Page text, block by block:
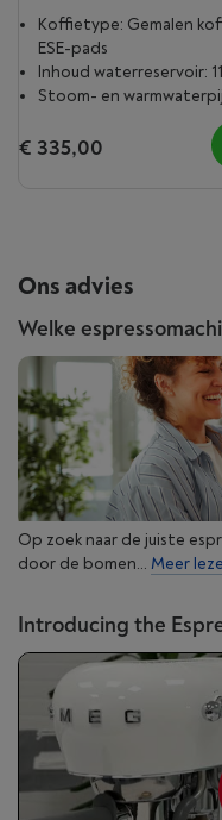
Koffietype: Gemalen
ESE-pads
Inhoud waterreservoir:
Stoom- en
€ 335,00
Ons advies
Welke
Op zoek naar de juiste
door de bomen... Meer
Introducing the